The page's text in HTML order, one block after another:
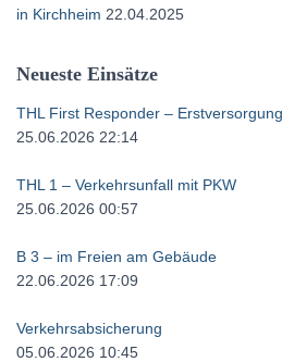
in Kirchheim 22.04.2025
Neueste Einsätze
THL First Responder – Erstversorgung
25.06.2026 22:14
THL 1 – Verkehrsunfall mit PKW
25.06.2026 00:57
B 3 – im Freien am Gebäude
22.06.2026 17:09
Verkehrsabsicherung
05.06.2026 10:45